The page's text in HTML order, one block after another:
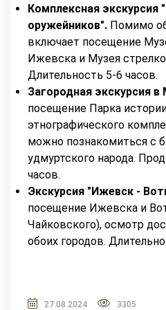
Комплексная экскурсия
оружейников". Помимо
включает посещение
Ижевска и Музея
Длительность 5-6 часов.
Загородная экскурсия в
посещение Парка
этнографического
можно познакомиться с
удмуртского народа.
часов.
Экскурсия "Ижевск -
посещение Ижевска и
Чайковского), осмотр
обоих городов.
27.08.2024 3305